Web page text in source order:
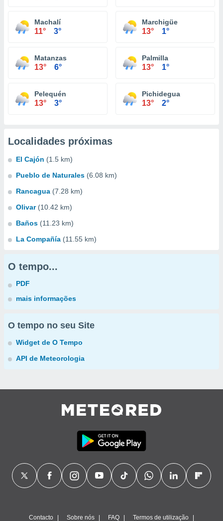
Machalí
11° 3°
Marchigüe
13° 1°
Matanzas
13° 6°
Palmilla
13° 1°
Pelequén
13° 3°
Pichidegua
13° 2°
Localidades próximas
El Cajón (1.5 km)
Pueblo de Naturales (6.08 km)
Rancagua (7.28 km)
Olivar (10.42 km)
Baños (11.23 km)
La Compañía (11.55 km)
O tempo...
PDF
mais informações
O tempo no seu Site
Widget de O Tempo
API de Meteorologia
Contacto Sobre nós FAQ Termos de utilização